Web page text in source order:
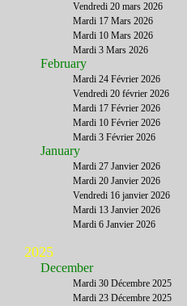
Vendredi 20 mars 2026
Mardi 17 Mars 2026
Mardi 10 Mars 2026
Mardi 3 Mars 2026
February
Mardi 24 Février 2026
Vendredi 20 février 2026
Mardi 17 Février 2026
Mardi 10 Février 2026
Mardi 3 Février 2026
January
Mardi 27 Janvier 2026
Mardi 20 Janvier 2026
Vendredi 16 janvier 2026
Mardi 13 Janvier 2026
Mardi 6 Janvier 2026
2025
December
Mardi 30 Décembre 2025
Mardi 23 Décembre 2025